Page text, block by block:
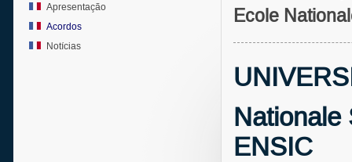
Apresentação
Acordos
Notícias
Ecole
Nationale
ENSIC